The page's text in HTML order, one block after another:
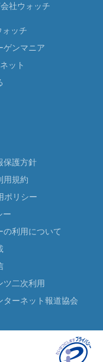
社ウォッチ
ォッチ
ゲンマニア
ット
保護方針
用規約
ポリシー
ー
の利用について
ツ二次利用
ターネット報道協会